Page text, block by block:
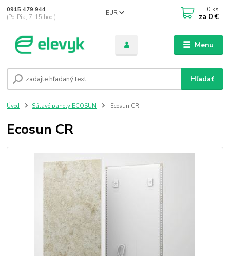
Menu
EUR
Hľadať
0915 479 944
(Po-Pia, 7-15 hod.)
0 ks
za 0 €
Úvod Sálavé panely ECOSUN Ecosun CR
Ecosun CR